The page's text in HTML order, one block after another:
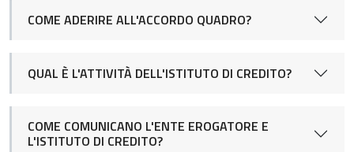
COME ADERIRE ALL'ACCORDO QUADRO?
QUAL È L'ATTIVITÀ DELL'ISTITUTO DI CREDITO?
COME COMUNICANO L'ENTE EROGATORE E
L'ISTITUTO DI CREDITO?